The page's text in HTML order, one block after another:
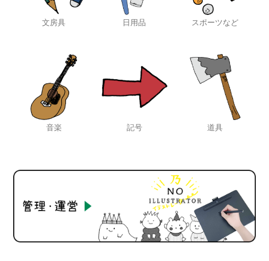
文房具 日用品 スポーツなど
音楽 記号 道具